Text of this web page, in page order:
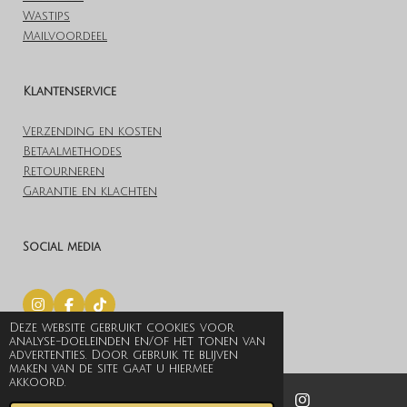
Deze website gebruikt cookies voor
analyse-doeleinden en/of het tonen van
advertenties. Door gebruik te blijven
maken van de site gaat u hiermee
akkoord.
Wastips
Mailvoordeel
Klantenservice
Verzending en kosten
Betaalmethodes
Retourneren
Garantie en klachten
Social media
I
n
s
t
a
g
F
a
c
e
b
T
i
k
T
o
© 2019 Lovelylingerieoutlet.nl
Powered by JouwWeb